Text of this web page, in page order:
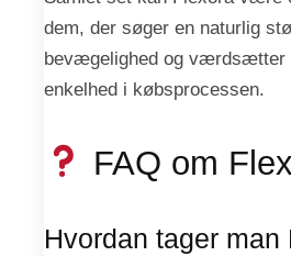
dem, der søger en naturlig
bevægelighed og værdsætter
enkelhed i købsprocessen.
FAQ om
Hvordan tager man